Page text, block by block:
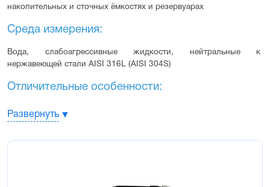
накопительных и сточных ёмкостях и резервуарах
Среда измерения:
Вода, слабоагрессивные жидкости, нейтральные к
нержавеющей стали AISI 316L (AISI 304S)
Отличительные особенности:
лазерной сваркой
Развернуть